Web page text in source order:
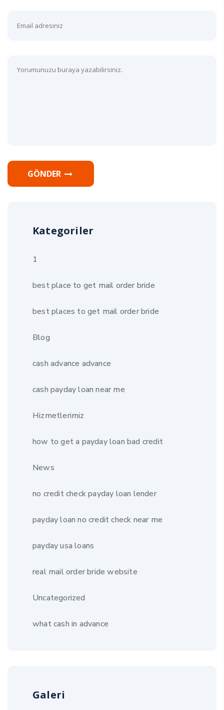
GÖNDER
Kategoriler
1
best place to get mail order bride
best places to get mail order bride
Blog
cash advance advance
cash payday loan near me
Hizmetlerimiz
how to get a payday loan bad credit
News
no credit check payday loan lender
payday loan no credit check near me
payday usa loans
real mail order bride website
Uncategorized
what cash in advance
Galeri